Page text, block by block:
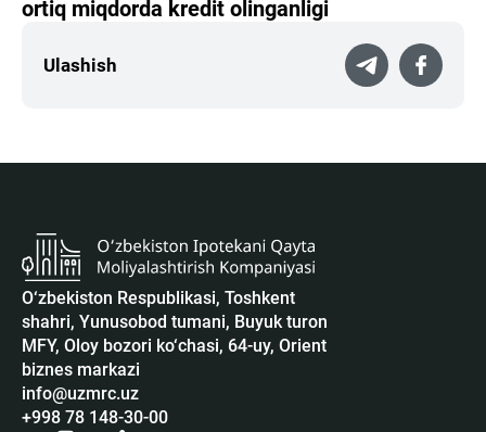
ortiq miqdorda kredit olinganligi
Ulashish
O‘zbekiston Respublikasi, Toshkent
shahri, Yunusobod tumani, Buyuk turon
MFY, Oloy bozori ko‘chasi, 64-uy, Orient
biznes markazi
info@uzmrc.uz
+998 78 148-30-00